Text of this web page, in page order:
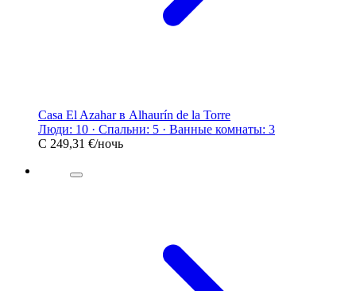
Casa El Azahar в Alhaurín de la Torre
Люди: 10 · Спальни: 5 · Ванные комнаты: 3
С 249,31 €/ночь